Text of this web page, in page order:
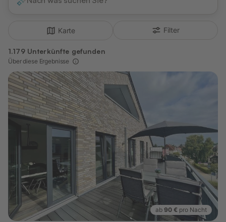
Karte Filter
1.179 Unterkünfte gefunden
Über diese Ergebnisse
ab 90 € pro Nacht